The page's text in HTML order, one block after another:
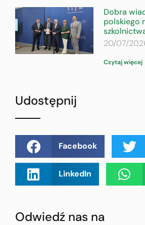
Dobra
polskiego
20/07/
Czytaj więcej
Udostępnij
Facebook
LinkedIn
Odwiedź nas na